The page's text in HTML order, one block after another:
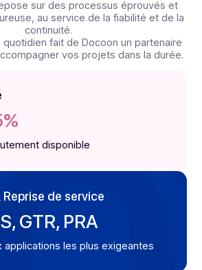
Docoon en chiffres
opérationnelle
repose sur des processus éprouvés
au service de la fiabilité et
quotidien fait de Docoon un